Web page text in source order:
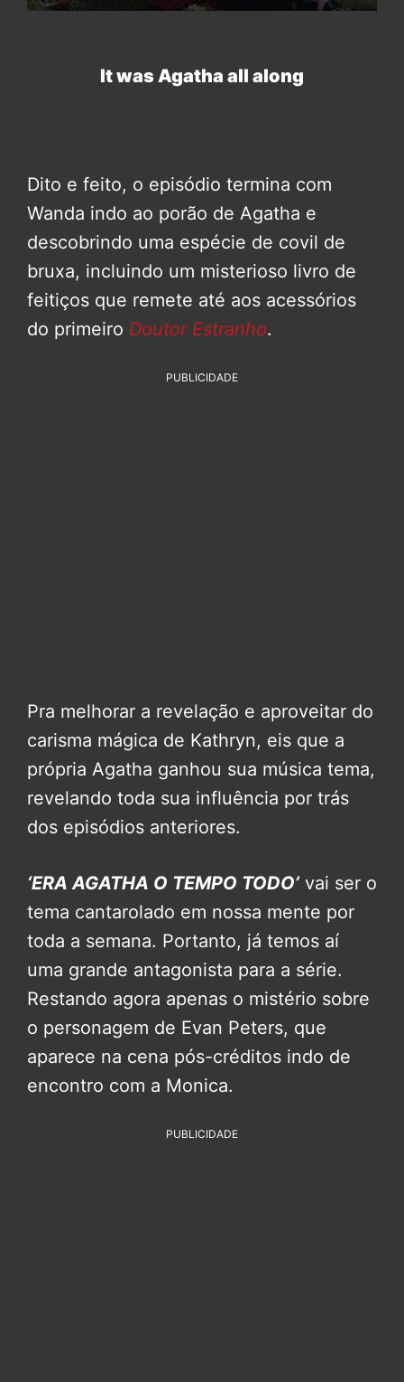
It was Agatha all along
Dito e feito, o episódio termina com
Wanda indo ao porão de Agatha e
descobrindo uma espécie de covil de
bruxa, incluindo um misterioso livro de
feitiços que remete até aos acessórios
do primeiro Doutor Estranho.
PUBLICIDADE
Pra melhorar a revelação e aproveitar do
carisma mágica de Kathryn, eis que a
própria Agatha ganhou sua música tema,
revelando toda sua influência por trás
dos episódios anteriores.
‘ERA AGATHA O TEMPO TODO’ vai ser o
tema cantarolado em nossa mente por
toda a semana. Portanto, já temos aí
uma grande antagonista para a série.
Restando agora apenas o mistério sobre
o personagem de Evan Peters, que
aparece na cena pós-créditos indo de
encontro com a Monica.
PUBLICIDADE